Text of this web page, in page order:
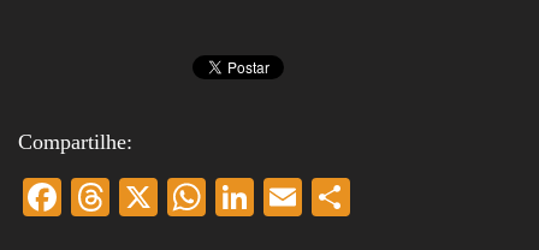
Compartilhe:
Fa
T
X
W
Li
E